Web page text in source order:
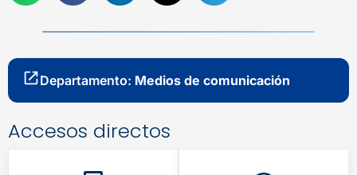
Departamento: Medios de comunicación
Accesos directos